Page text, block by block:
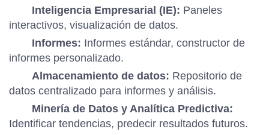
Inteligencia Empresarial (IE): Paneles
interactivos, visualización de datos.
Informes: Informes estándar, constructor de
informes personalizado.
Almacenamiento de datos: Repositorio de
datos centralizado para informes y análisis.
Minería de Datos y Analítica Predictiva:
Identificar tendencias, predecir resultados futuros.